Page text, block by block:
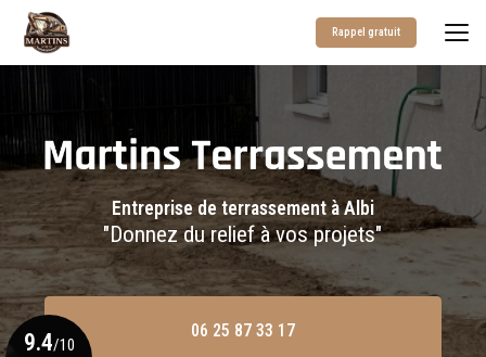
contenu
Rappel gratuit
Entreprise de terrassement à Albi
"Donnez du relief à vos projets"
06 25 87 33 17
9.4/10